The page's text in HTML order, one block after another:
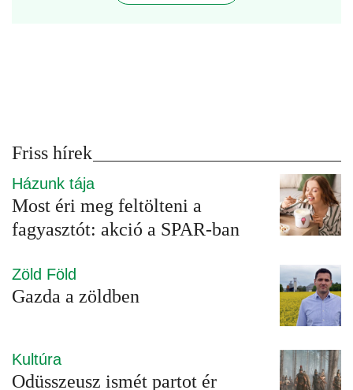
Friss hírek
Házunk tája
Most éri meg feltölteni a
fagyasztót: akció a SPAR-ban
Zöld Föld
Gazda a zöldben
Kultúra
Odüsszeusz ismét partot ér